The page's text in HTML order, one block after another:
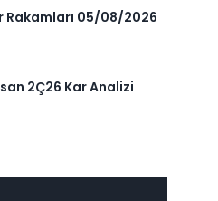
Rakamları 05/08/2026
2Ç26 Kar Analizi